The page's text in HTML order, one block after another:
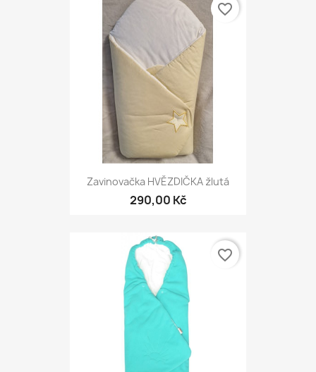
Zavinovačka HVĚZDIČKA žlutá
290,00 Kč
favorite_border
favorite_border